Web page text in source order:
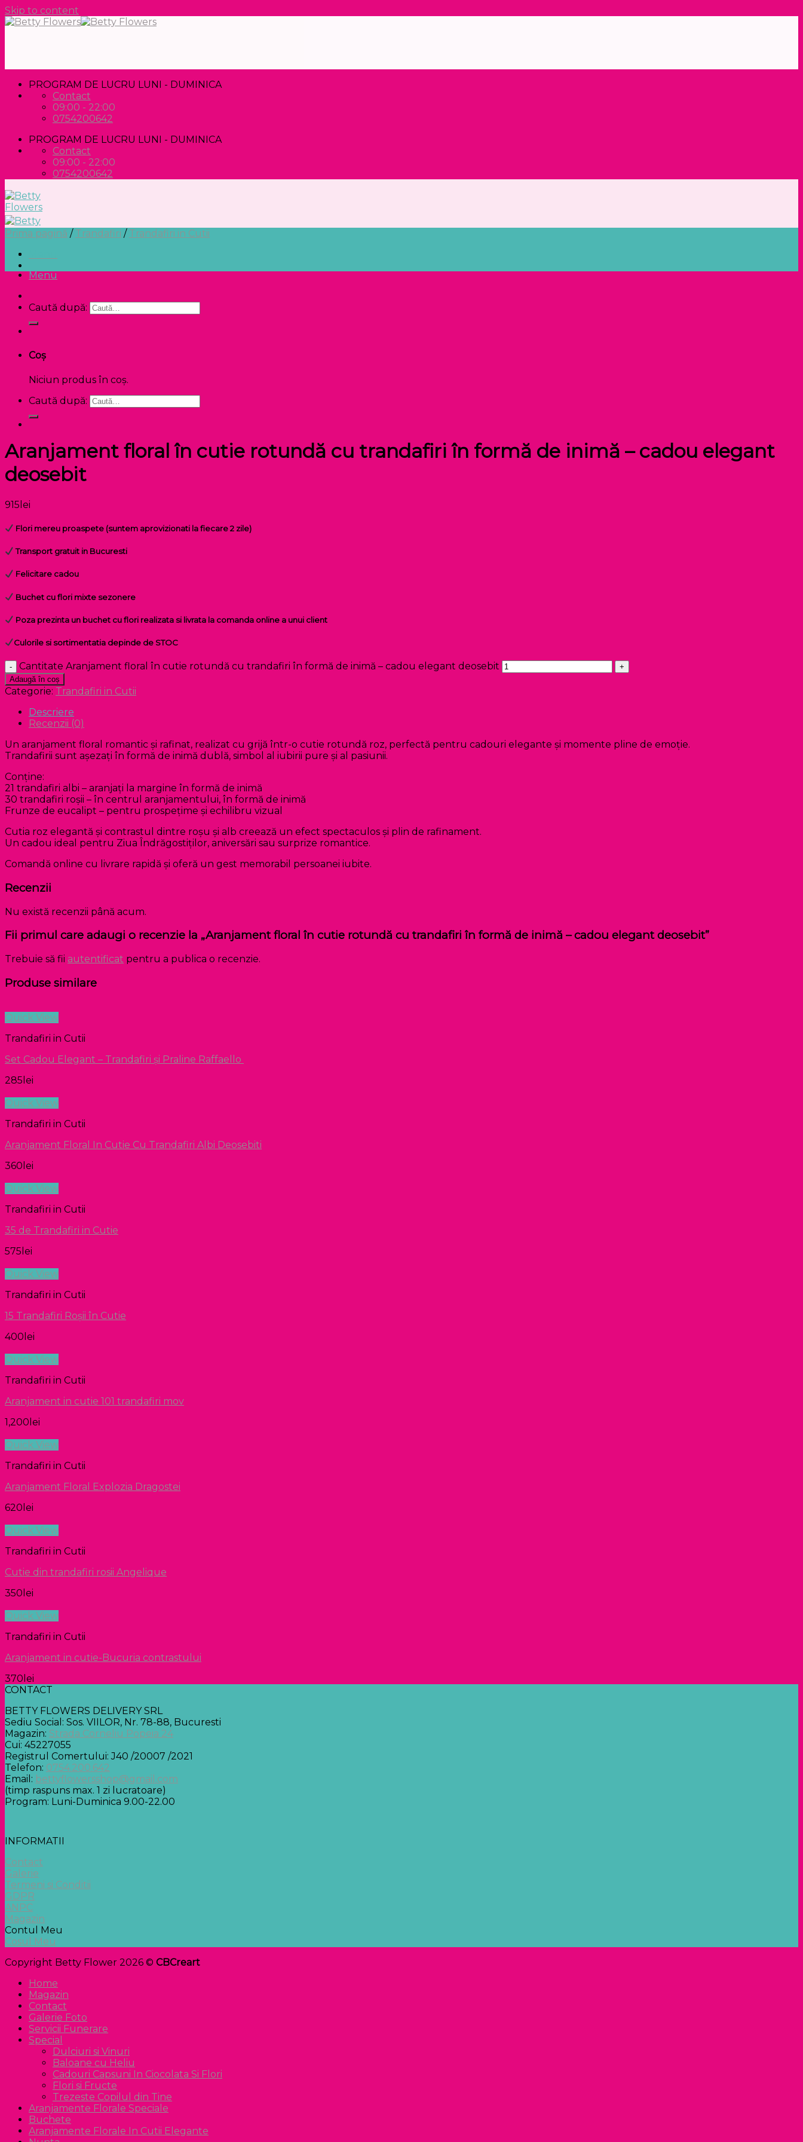
Skip to content
PROGRAM DE LUCRU LUNI - DUMINICA
Contact
09:00 - 22:00
0754200642
PROGRAM DE LUCRU LUNI - DUMINICA
Contact
09:00 - 22:00
0754200642
Menu
Caută după:
Coș
Niciun produs în coș.
Caută după:
Prima pagină / Trandafiri / Trandafiri in Cutii
Aranjament floral în cutie rotundă cu trandafiri în formă de inimă – cadou elegant
deosebit
915 lei
Flori mereu proaspete (suntem aprovizionati la fiecare 2 zile)
Transport gratuit in Bucuresti
Felicitare cadou
Buchet cu flori mixte sezonere
Poza prezinta un buchet cu flori realizata si livrata la comanda online a unui client
Culorile si sortimentatia depinde de STOC
Cantitate Aranjament floral în cutie rotundă cu trandafiri în formă de inimă – cadou elegant deosebit
Adaugă în coș
Categorie: Trandafiri in Cutii
Descriere
Recenzii (0)
Un aranjament floral romantic și rafinat, realizat cu grijă într-o cutie rotundă roz, perfectă pentru cadouri elegante și momente pline de emoție.
Trandafirii sunt așezați în formă de inimă dublă, simbol al iubirii pure și al pasiunii.
Conține:
21 trandafiri albi – aranjați la margine în formă de inimă
30 trandafiri roșii – în centrul aranjamentului, în formă de inimă
Frunze de eucalipt – pentru prospețime și echilibru vizual
Cutia roz elegantă și contrastul dintre roșu și alb creează un efect spectaculos și plin de rafinament.
Un cadou ideal pentru Ziua Îndrăgostiților, aniversări sau surprize romantice.
Comandă online cu livrare rapidă și oferă un gest memorabil persoanei iubite.
Recenzii
Nu există recenzii până acum.
Fii primul care adaugi o recenzie la „Aranjament floral în cutie rotundă cu trandafiri în formă de inimă – cadou elegant deosebit”
Trebuie să fii autentificat pentru a publica o recenzie.
Produse similare
Quick View
Trandafiri in Cutii
Set Cadou Elegant – Trandafiri și Praline Raffaello
285 lei
Quick View
Trandafiri in Cutii
Aranjament Floral In Cutie Cu Trandafiri Albi Deosebiti
360 lei
Quick View
Trandafiri in Cutii
35 de Trandafiri in Cutie
575 lei
Quick View
Trandafiri in Cutii
15 Trandafiri Roșii în Cutie
400 lei
Quick View
Trandafiri in Cutii
Aranjament in cutie 101 trandafiri mov
1,200 lei
Quick View
Trandafiri in Cutii
Aranjament Floral Explozia Dragostei
620 lei
Quick View
Trandafiri in Cutii
Cutie din trandafiri rosii Angelique
350 lei
Quick View
Trandafiri in Cutii
Aranjament in cutie-Bucuria contrastului
370 lei
CONTACT
BETTY FLOWERS DELIVERY SRL
Sediu Social: Sos. VIILOR, Nr. 78-88, Bucuresti
Magazin: Strada Corneliu Popeia 24
Cui: 45227055
Registrul Comertului: J40 /20007 /2021
Telefon: 0754.200.642
Email: bettyflowersshop@gmail.com
(timp raspuns max. 1 zi lucratoare)
Program: Luni-Duminica 9.00-22.00
INFORMATII
Contact
Galerie
Termeni si Conditii
GDPR
ANPC
Magazin
Contul Meu
Cosul Meu
Copyright Betty Flower 2026 © CBCreart
Home
Magazin
Contact
Galerie Foto
Servicii Funerare
Special
Dulciuri si Vinuri
Baloane cu Heliu
Cadouri Capsuni In Ciocolata Si Flori
Flori si Fructe
Trezeste Copilul din Tine
Aranjamente Florale Speciale
Buchete
Aranjamente Florale In Cutii Elegante